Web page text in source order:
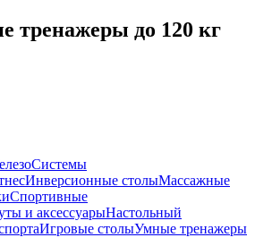
тренажеры до 120 кг
Системы
Инверсионные столыМассажные
Спортивные
и аксессуарыНастольный
Игровые столыУмные тренажеры